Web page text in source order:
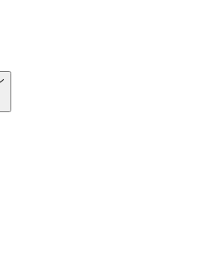
ンスプログラム
理サービスセンター
の管理、再生処理工程の業務改善
術 （内視鏡外科手術）
板ヘルニアについて
ついて
の治癒
ーン ハイライト カテ
ーン ハイライト セット
ラウンエースクラップ株式会社の
ラウンエースクラップ株式会社の
Braunで働くということ）
とバリュー
ション